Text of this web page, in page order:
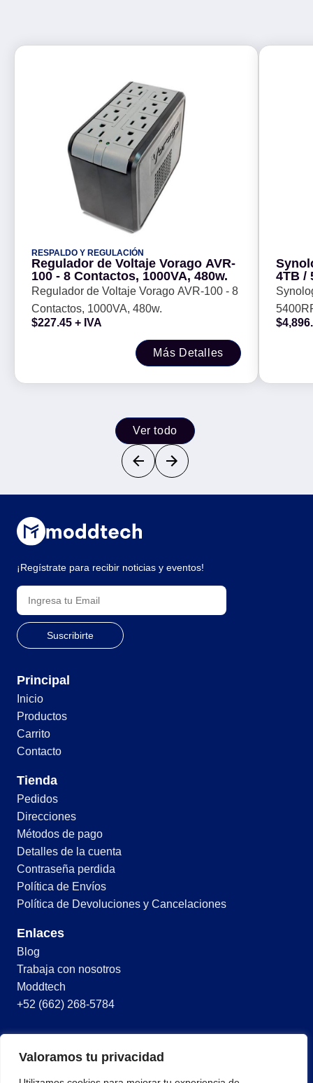
Valoramos tu privacidad
RESPALDO Y REGULACIÓN
Regulador de Voltaje Vorago AVR-
100 - 8 Contactos, 1000VA, 480w.
Regulador de Voltaje Vorago AVR-100 - 8
Contactos, 1000VA, 480w.
$227.45 + IVA
Más Detalles
4TB /
$
Ver todo
¡Regístrate para recibir noticias y eventos!
Principal
Inicio
Productos
Carrito
Contacto
Tienda
Pedidos
Direcciones
Métodos de pago
Detalles de la cuenta
Contraseña perdida
Política de Envíos
Política de Devoluciones y Cancelaciones
Enlaces
Blog
Trabaja con nosotros
Moddtech
+52 (662) 268-5784
© 2026 Todos los derechos reservados